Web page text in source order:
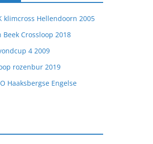
klimcross Hellendoorn 2005
Crossloop 2018
4 2009
rozenbur 2019
Haaksbergse Engelse